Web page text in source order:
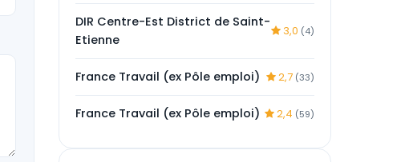
DIR Centre-Est District de Saint-
Etienne
3,0 (4)
France Travail (ex Pôle emploi) 2,7 (33)
France Travail (ex Pôle emploi) 2,4 (59)